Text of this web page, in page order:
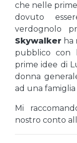
che nelle
dovuto
verdognolo
Skywalker ha
pubblico con
prime idee di
donna
ad una famiglia
Mi
nostro conto